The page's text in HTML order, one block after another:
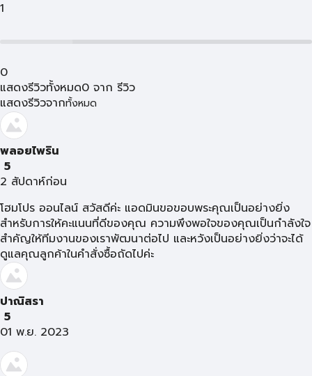
1
0
แสดงรีวิวทั้งหมด0 จาก รีวิว
แสดงรีวิวจากทั้งหมด
พลอยไพริน
5
2 สัปดาห์ก่อน
โฮมโปร ออนไลน์ สวัสดีค่ะ แอดมินขอขอบพระคุณเป็นอย่างยิ่ง
สำหรับการให้คะแนนที่ดีของคุณ ความพึงพอใจของคุณเป็นกำลังใจ
สำคัญให้ทีมงานของเราพัฒนาต่อไป และหวังเป็นอย่างยิ่งว่าจะได้
ดูแลคุณลูกค้าในคำสั่งซื้อถัดไปค่ะ
ปาณิสรา
5
01 พ.ย. 2023